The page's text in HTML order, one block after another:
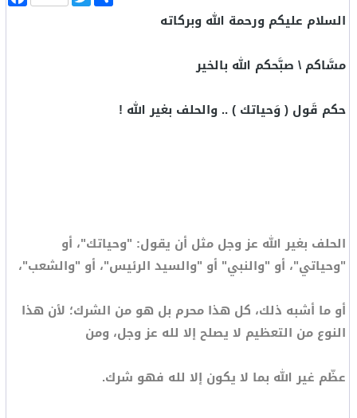
a
w
ن
السلام عليكم ورحمة الله وبركاته
مسَّاكم \ صبَّحكم الله بالخير
حكم قَول ( وَحياتك ) .. والحلف بغير الله !
الحلف بغير الله عز وجل مثل أن يقول: "وحياتك"، أو
"وحياتي"، أو "والنبي" أو "والسيد الرئيس"، أو "والشعب"،
أو ما أشبه ذلك، كل هذا محرم بل هو من الشرك؛ لأن هذا
النوع من التعظيم لا يصلح إلا لله عز وجل، ومن
عظّم غير الله بما لا يكون إلا لله فهو شرك.